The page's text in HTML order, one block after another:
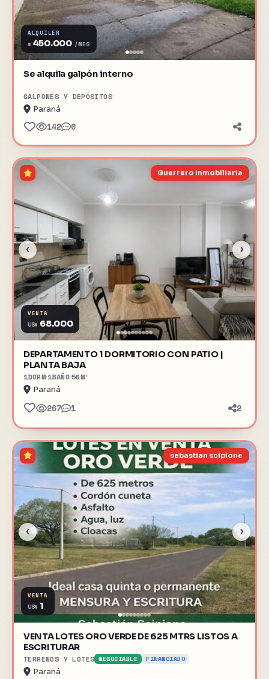
ALQUILER
$ 450.000 /MES
Se alquila galpón interno
GALPONES Y DEPÓSITOS
Paraná
142 0
‹ ›
Guerrero Inmobiliaria
VENTA
US$ 68.000
DEPARTAMENTO 1 DORMITORIO CON PATIO |
PLANTA BAJA
1DORM 1BAÑO50M²
Paraná
267 1 2
‹ ›
sebastian scipione
VENTA
US$ 1
VENTA LOTES ORO VERDE DE 625 MTRS LISTOS A
ESCRITURAR
TERRENOS Y LOTES NEGOCIABLE FINANCIADO
Paraná